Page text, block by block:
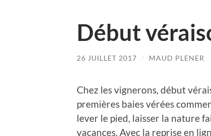
Début
26 JUILLET 2017 / MAUD PLENER
Chez les vignerons, début
premières baies vérées
lever le pied, laisser la nature
vacances. Avec la reprise en